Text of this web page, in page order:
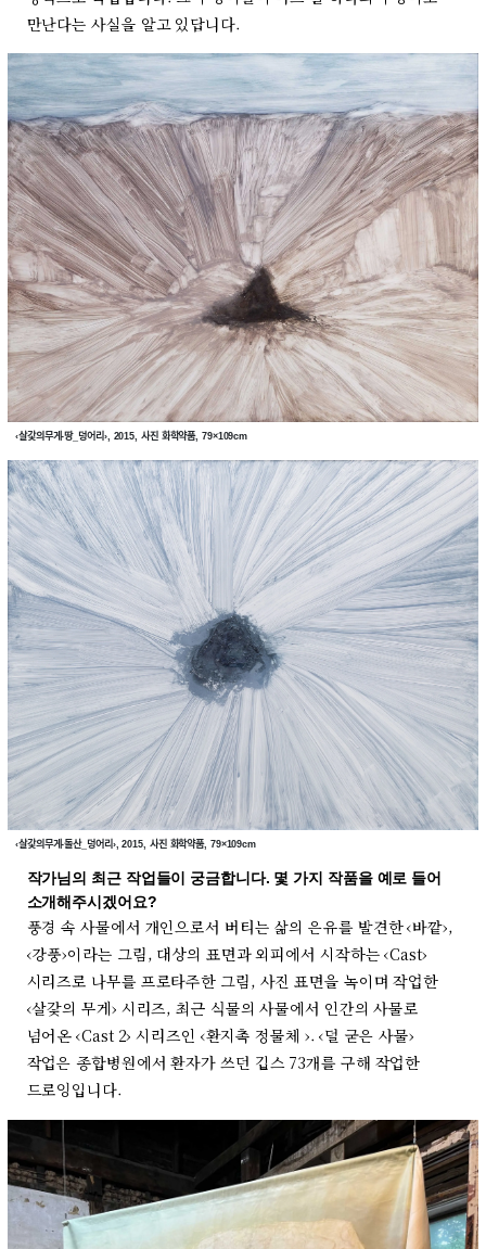
만난다는 사실을 알고 있답니다.
‹살갗의무게-땅_덩어리›, 2015, 사진 화학약품, 79×109cm
‹살갗의무게-돌산_덩어리›, 2015, 사진 화학약품, 79×109cm
작가님의 최근 작업들이 궁금합니다. 몇 가지 작품을 예로 들어
소개해주시겠어요?
풍경 속 사물에서 개인으로서 버티는 삶의 은유를 발견한 ‹바깥›,
‹강풍›이라는 그림, 대상의 표면과 외피에서 시작하는 ‹Cast›
시리즈로 나무를 프로타주한 그림, 사진 표면을 녹이며 작업한
‹살갗의 무게› 시리즈, 최근 식물의 사물에서 인간의 사물로
넘어온 ‹Cast 2› 시리즈인 ‹환지촉 정물체 ›. ‹덜 굳은 사물›
작업은 종합병원에서 환자가 쓰던 깁스 73개를 구해 작업한
드로잉입니다.